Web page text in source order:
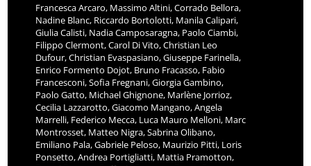
Francesca Arcaro, Massimo Altini, Corrado Bellora,
Nadine Blanc, Riccardo Bortolotti, Manila Calipari,
Giulia Calisti, Nadia Camposaragna, Paolo Ciambi,
Filippo Clermont, Carol Di Vito, Christian Leo
Dufour, Christian Evaspasiano, Giuseppe Farinella,
Enrico Formento Dojot, Bruno Fracasso, Fabio
Francesconi, Sofia Fregnani, Giorgia Gambino,
Paolo Gatto, Michael Ghignone, Marlène Jorrioz,
Cecilia Lazzarotto, Giacomo Mangano, Angela
Marrelli, Federico Mecca, Luca Mauro Melloni, Marc
Montrosset, Matteo Nigra, Sabrina Olibano,
Emiliano Pala, Gabriele Peloso, Maurizio Pitti, Loris
Ponsetto, Andrea Portigliatti, Mattia Pramotton,